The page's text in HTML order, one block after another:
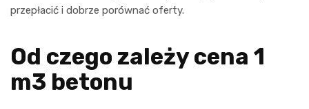
przepłacić i dobrze porównać oferty.
Od czego zależy cena 1
m3 betonu